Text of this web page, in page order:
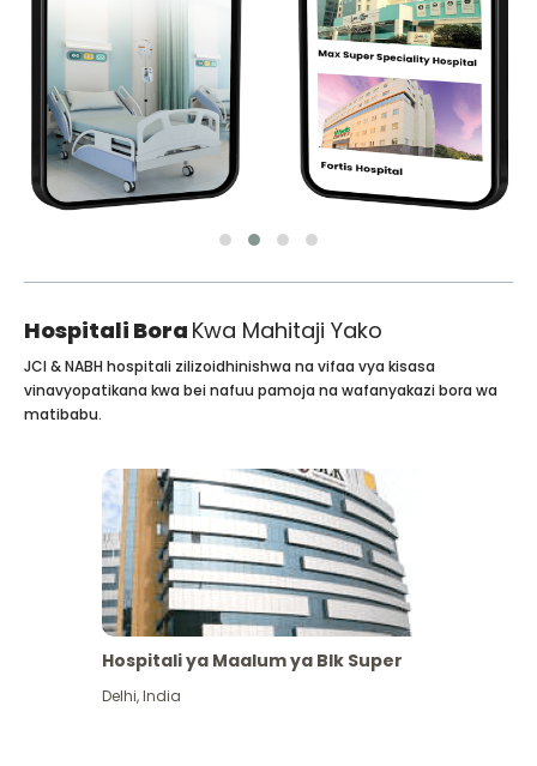
Hospitali Bora Kwa Mahitaji Yako
JCI & NABH hospitali zilizoidhinishwa na vifaa vya kisasa
vinavyopatikana kwa bei nafuu pamoja na wafanyakazi bora wa
matibabu.
Hospitali ya Maalum ya Blk Super
Delhi,India